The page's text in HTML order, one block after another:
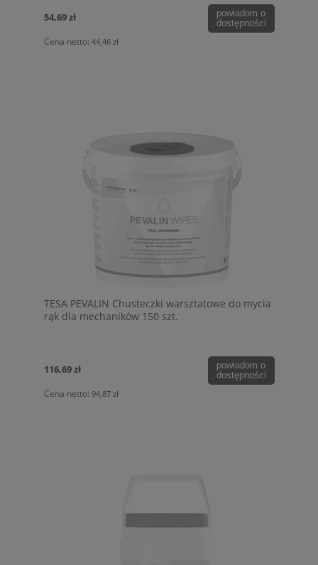
54,69 zł
Cena netto: 44,46 zł
powiadom o
dostępności
TESA PEVALIN Chusteczki warsztatowe do mycia
rąk dla mechaników 150 szt.
116,69 zł
Cena netto: 94,87 zł
powiadom o
dostępności